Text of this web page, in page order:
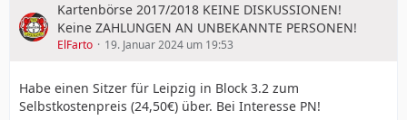
Kartenbörse 2017/2018 KEINE DISKUSSIONEN!
Keine ZAHLUNGEN AN UNBEKANNTE PERSONEN!
ElFarto 19. Januar 2024 um 19:53
Habe einen Sitzer für Leipzig in Block 3.2 zum
Selbstkostenpreis (24,50€) über. Bei Interesse PN!